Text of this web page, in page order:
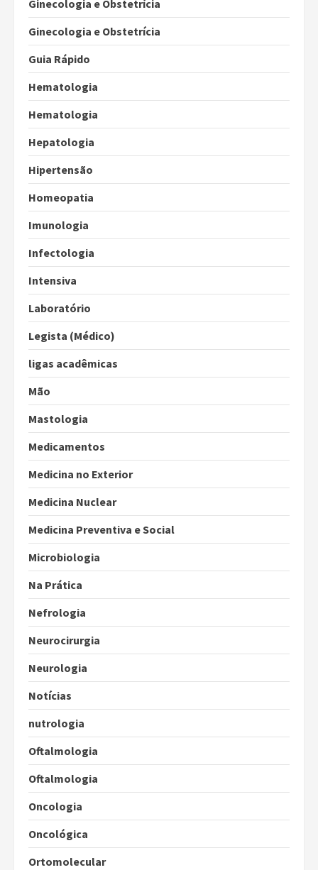
Ginecologia e Obstetrícia
Ginecologia e Obstetrícia
Guia Rápido
Hematologia
Hematologia
Hepatologia
Hipertensão
Homeopatia
Imunologia
Infectologia
Intensiva
Laboratório
Legista (Médico)
ligas acadêmicas
Mão
Mastologia
Medicamentos
Medicina no Exterior
Medicina Nuclear
Medicina Preventiva e Social
Microbiologia
Na Prática
Nefrologia
Neurocirurgia
Neurologia
Notícias
nutrologia
Oftalmologia
Oftalmologia
Oncologia
Oncológica
Ortomolecular